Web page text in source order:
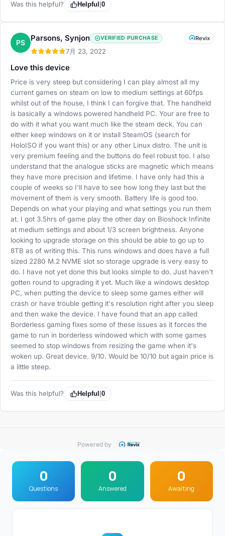
Was this helpful? Helpful 0
PS Parsons, Synjon VERIFIED PURCHASE
7月 23, 2022
Revix
Love this device
Price is very steep but considering I can play almost all my
current games on steam on low to medium settings at 60fps
whilst out of the house, I think I can forgive that. The handheld
is basically a windows powered handheld PC. Your are free to
do with it what you want much like the steam deck. You can
either keep windows on it or install SteamOS (search for
HoloISO if you want this) or any other Linux distro. The unit is
very premium feeling and the buttons do feel robust too. I also
understand that the analogue sticks are magnetic which means
they have more precision and lifetime. I have only had this a
couple of weeks so I'll have to see how long they last but the
movement of them is very smooth. Battery life is good too.
Depends on what your playing and what settings you run them
at. I got 3.5hrs of game play the other day on Bioshock Infinite
at medium settings and about 1/3 screen brightness. Anyone
looking to upgrade storage on this should be able to go up to
8TB as of writing this. This runs windows and does have a full
sized 2280 M.2 NVME slot so storage upgrade is very easy to
do. I have not yet done this but looks simple to do. Just haven't
gotten round to upgrading it yet. Much like a windows desktop
PC, when putting the device to sleep some games either will
crash or have trouble getting it's resolution right after you sleep
and then wake the device. I have found that an app called
Borderless gaming fixes some of these issues as it forces the
game to run in borderless windowed which with some games
seemed to stop windows from resizing the game when it's
woken up. Great device. 9/10. Would be 10/10 but again price is
a little steep.
Was this helpful? Helpful 0
Powered by